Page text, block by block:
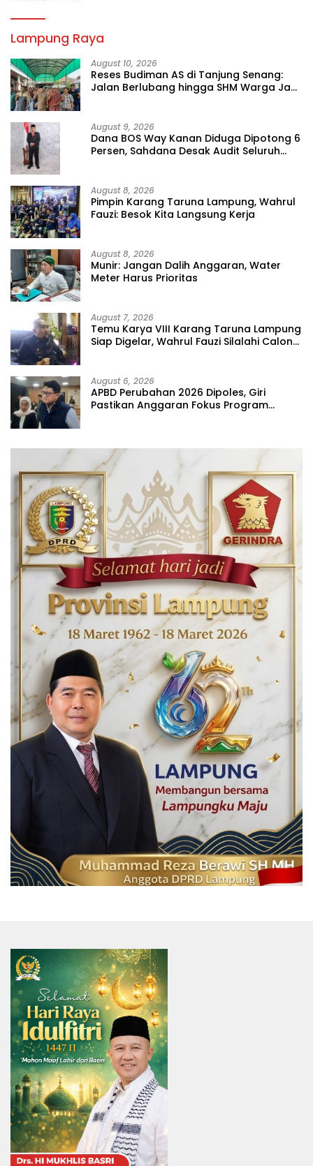
Lampung Raya
August 10, 2026
Reses Budiman AS di Tanjung Senang:
Jalan Berlubang hingga SHM Warga Jadi
August 9, 2026
Dana BOS Way Kanan Diduga Dipotong 6
Persen, Sahdana Desak Audit Seluruh
August 8, 2026
Pimpin Karang Taruna Lampung, Wahrul
Fauzi: Besok Kita Langsung Kerja
August 8, 2026
Munir: Jangan Dalih Anggaran, Water
Meter Harus Prioritas
August 7, 2026
Temu Karya VIII Karang Taruna Lampung
Siap Digelar, Wahrul Fauzi Silalahi Calon
August 6, 2026
APBD Perubahan 2026 Dipoles, Giri
Pastikan Anggaran Fokus Program